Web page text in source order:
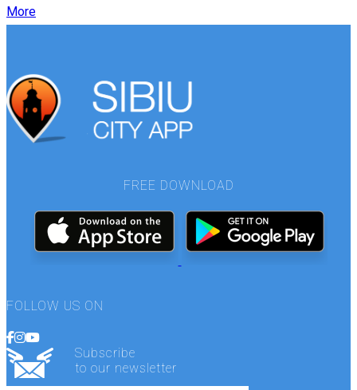
More
FREE DOWNLOAD
FOLLOW US ON
Subscribe
to our newsletter